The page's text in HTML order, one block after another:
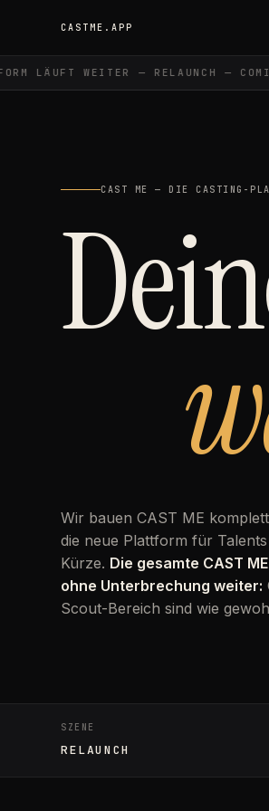
CASTME.APP
LÄUFT WEITER — RELAUNCH —
CAST ME — DIE CASTING-
Wir bauen CAST ME
die neue Plattform für
Kürze. Die gesamte CAST
ohne Unterbrechung weiter:
Scout-Bereich sind wie
SZENE
RELAUNCH